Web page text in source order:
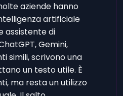
aziende hanno
artificiale
assistente di
Gemini,
simili, scrivono una
un testo utile. È
ma resta un utilizzo